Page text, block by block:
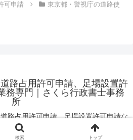
可申請
東京都・警視庁の道路使
路占用許可申請、足場設置許
務専門｜さくら行政書士事務
所
路占用許可申請、足場設置許可申請な
門｜さくら行政書士事務所.
検索 トップ